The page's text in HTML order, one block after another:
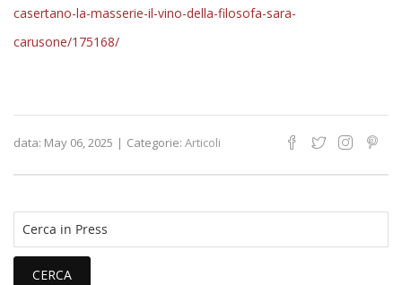
casertano-la-masserie-il-vino-della-filosofa-sara-
carusone/175168/
data: May 06, 2025 | Categorie: Articoli
CERCA